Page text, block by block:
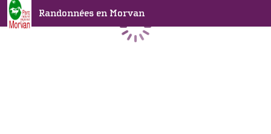
Randonnées en Morvan
Chargement